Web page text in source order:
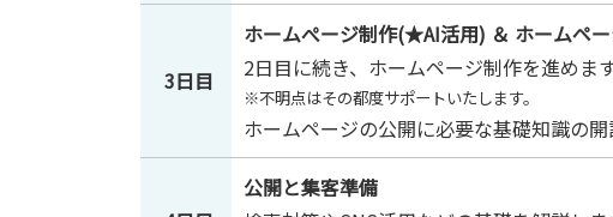
3日目
ホームぺージ制作(★AI活用) ＆ ホームペ
2日目に続き、ホームページ制作を進めます
※不明点はその都度サポートいたします。
ホームページの公開に必要な基礎知識の開
公開と集客準備